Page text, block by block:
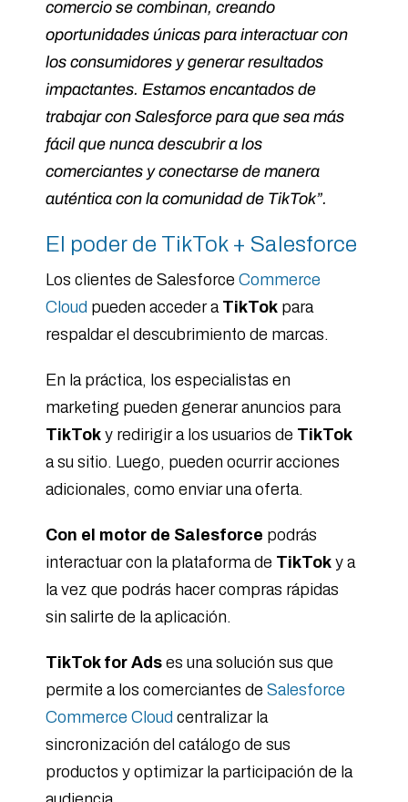
comercio se combinan, creando
oportunidades únicas para interactuar con
los consumidores y generar resultados
impactantes. Estamos encantados de
trabajar con Salesforce para que sea más
fácil que nunca descubrir a los
comerciantes y conectarse de manera
auténtica con la comunidad de TikTok”.
El poder de TikTok + Salesforce
Los clientes de Salesforce Commerce
Cloud pueden acceder a TikTokpara
respaldar el descubrimiento de marcas.
En la práctica, los especialistas en
marketing pueden generar anuncios para
TikToky redirigir a los usuarios de TikTok
a su sitio. Luego, pueden ocurrir acciones
adicionales, como enviar una oferta.
Con el motor de Salesforce podrás
interactuar con la plataforma de TikToky a
la vez que podrás hacer compras rápidas
sin salirte de la aplicación.
TikTok for Adses una solución sus que
permite a los comerciantes de Salesforce
Commerce Cloud centralizar la
sincronización del catálogo de sus
productos y optimizar la participación de la